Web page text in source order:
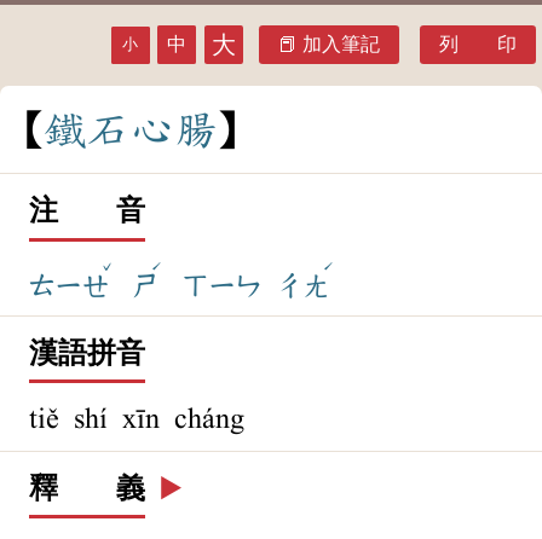
小 中 大 加入筆記 列 印
鐵石 心腸
注 音
ㄊㄧㄝ
ˇ
ㄕ
ˊ
ㄒㄧㄣ ㄔㄤ
ˊ
漢語拼音
tiě shí xīn cháng
釋 義 ▶️